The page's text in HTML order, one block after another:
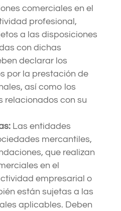
comerciales en el
profesional,
a las disposiciones
con dichas
declarar los
por la prestación de
así como los
relacionados con su
Las entidades
mercantiles,
que realizan
en el
empresarial o
están sujetas a las
aplicables. Deben